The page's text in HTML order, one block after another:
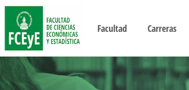
Facultad Carreras